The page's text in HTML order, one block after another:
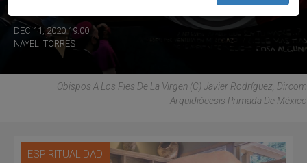
DEC 11, 2020 19:00
NAYELI TORRES
Obispos A Los Pies De La Virgen (C) Javier Rodríguez, Dircom
Arquidiócesis Primada De México
ESPIRITUALIDAD